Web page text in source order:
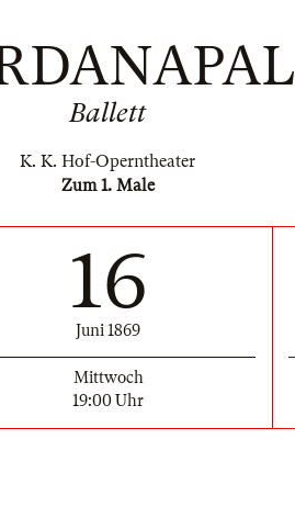
Ballett
K. K. Hof-Operntheater
Zum 1. Male
16
Juni 1869
Mittwoch
19:00 Uhr